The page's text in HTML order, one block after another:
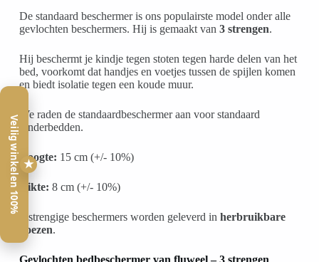
De standaard beschermer is ons populairste model onder alle
gevlochten beschermers. Hij is gemaakt van 3 strengen.
Hij beschermt je kindje tegen stoten tegen harde delen van het
bed, voorkomt dat handjes en voetjes tussen de spijlen komen
en biedt isolatie tegen een koude muur.
We raden de standaardbeschermer aan voor standaard
kinderbedden.
Hoogte: 15 cm (+/- 10%)
Dikte: 8 cm (+/- 10%)
3-strengige beschermers worden geleverd in herbruikbare
hoezen.
Gevlochten bedbeschermer van fluweel – 3 strengen
★
Veilig winkelen 100%